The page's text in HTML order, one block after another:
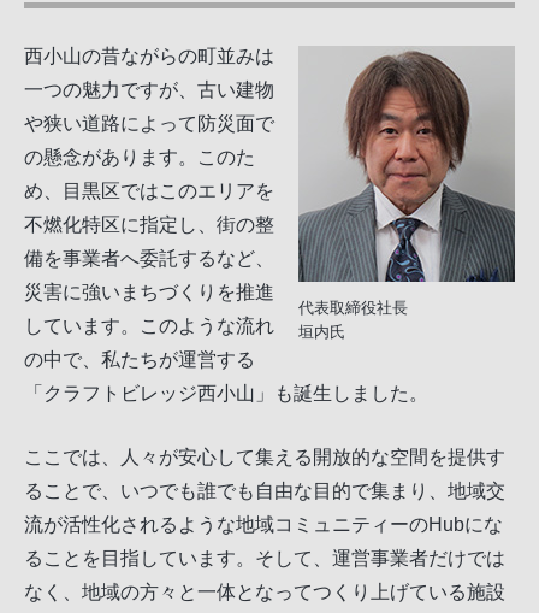
代表取締役社長
垣内氏
西小山の昔ながらの町並みは
一つの魅力ですが、古い建物
や狭い道路によって防災面で
の懸念があります。このた
め、目黒区ではこのエリアを
不燃化特区に指定し、街の整
備を事業者へ委託するなど、
災害に強いまちづくりを推進
しています。このような流れ
の中で、私たちが運営する
「クラフトビレッジ西小山」も誕生しました。
ここでは、人々が安心して集える開放的な空間を提供す
ることで、いつでも誰でも自由な目的で集まり、地域交
流が活性化されるような地域コミュニティーのHubにな
ることを目指しています。そして、運営事業者だけでは
なく、地域の方々と一体となってつくり上げている施設